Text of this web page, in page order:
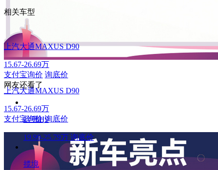
上汽大通MAXUS D90
15.67-26.69万
支付宝询价 询底价
相关车型
上汽大通MAXUS D90
15.67-26.69万
支付宝询价 询底价
网友还看了
哈弗H9
19.99-25.79万 询底价
揽境